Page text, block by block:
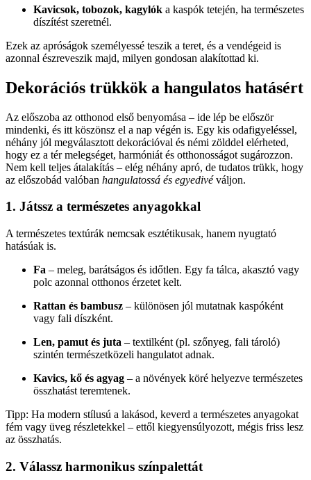
Kavicsok, tobozok, kagylók a kaspók tetején, ha természetes
díszítést szeretnél.
Ezek az apróságok személyessé teszik a teret, és a vendégeid is
azonnal észreveszik majd, milyen gondosan alakítottad ki.
Dekorációs trükkök a hangulatos hatásért
Az előszoba az otthonod első benyomása – ide lép be először
mindenki, és itt köszönsz el a nap végén is. Egy kis odafigyeléssel,
néhány jól megválasztott dekorációval és némi zölddel elérheted,
hogy ez a tér melegséget, harmóniát és otthonosságot sugározzon.
Nem kell teljes átalakítás – elég néhány apró, de tudatos trükk, hogy
az előszobád valóban hangulatossá és egyedivéváljon.
1. Játssz a természetes anyagokkal
A természetes textúrák nemcsak esztétikusak, hanem nyugtató
hatásúak is.
Fa – meleg, barátságos és időtlen. Egy fa tálca, akasztó vagy
polc azonnal otthonos érzetet kelt.
Rattan és bambusz – különösen jól mutatnak kaspóként
vagy fali díszként.
Len, pamut és juta – textilként (pl. szőnyeg, fali tároló)
szintén természetközeli hangulatot adnak.
Kavics, kő és agyag – a növények köré helyezve természetes
összhatást teremtenek.
Tipp: Ha modern stílusú a lakásod, keverd a természetes anyagokat
fém vagy üveg részletekkel – ettől kiegyensúlyozott, mégis friss lesz
az összhatás.
2. Válassz harmonikus színpalettát